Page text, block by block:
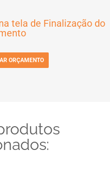
tela de Finalização do
ORÇAMENTO